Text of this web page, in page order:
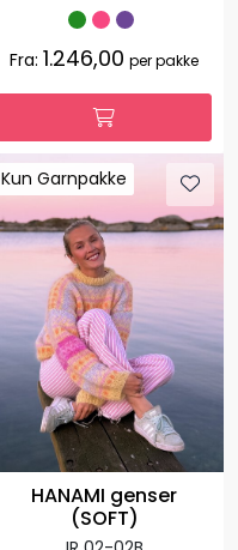
Fra: 1.246,00 per pakke
Kun Garnpakke
Kun Garnpakke
HANAMI genser
(SOFT)